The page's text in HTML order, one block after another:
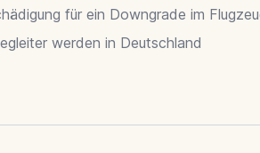
für ein Downgrade im
werden in Deutschland